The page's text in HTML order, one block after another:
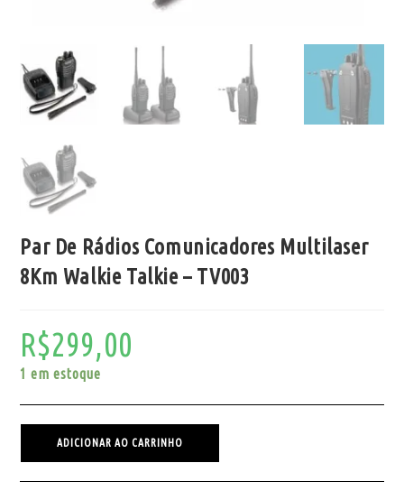
Par De Rádios Comunicadores Multilaser
8Km Walkie Talkie – TV003
R$299,00
1 em estoque
ADICIONAR AO CARRINHO